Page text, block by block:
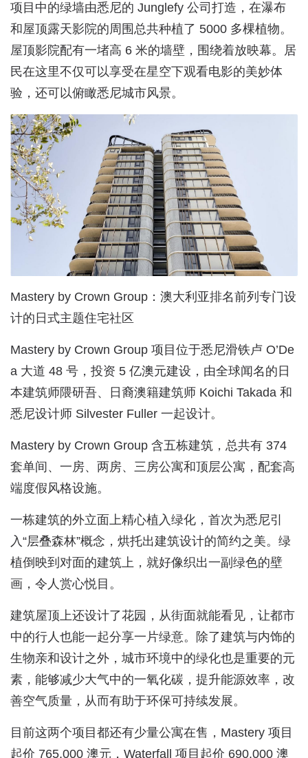
项目中的绿墙由悉尼的 Junglefy 公司打造，在瀑布
和屋顶露天影院的周围总共种植了 5000 多棵植物。
屋顶影院配有一堵高 6 米的墙壁，围绕着放映幕。居
民在这里不仅可以享受在星空下观看电影的美妙体
验，还可以俯瞰悉尼城市风景。
Mastery by Crown Group：澳大利亚排名前列专门设
计的日式主题住宅社区
Mastery by Crown Group 项目位于悉尼滑铁卢 O’De
a 大道 48 号，投资 5 亿澳元建设，由全球闻名的日
本建筑师隈研吾、日裔澳籍建筑师 Koichi Takada 和
悉尼设计师 Silvester Fuller 一起设计。
Mastery by Crown Group 含五栋建筑，总共有 374
套单间、一房、两房、三房公寓和顶层公寓，配套高
端度假风格设施。
一栋建筑的外立面上精心植入绿化，首次为悉尼引
入“层叠森林”概念，烘托出建筑设计的简约之美。绿
植倒映到对面的建筑上，就好像织出一副绿色的壁
画，令人赏心悦目。
建筑屋顶上还设计了花园，从街面就能看见，让都市
中的行人也能一起分享一片绿意。除了建筑与内饰的
生物亲和设计之外，城市环境中的绿化也是重要的元
素，能够减少大气中的一氧化碳，提升能源效率，改
善空气质量，从而有助于环保可持续发展。
目前这两个项目都还有少量公寓在售，Mastery 项目
起价 765,000 澳元，Waterfall 项目起价 690,000 澳